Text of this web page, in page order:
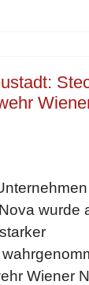
wurde
Wiener